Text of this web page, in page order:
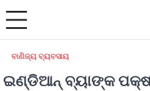
ବାଣିଜ୍ୟ ବ୍ୟବସାୟ
ଇଣ୍ଡିଆନ୍ ବ୍ୟାଙ୍କ